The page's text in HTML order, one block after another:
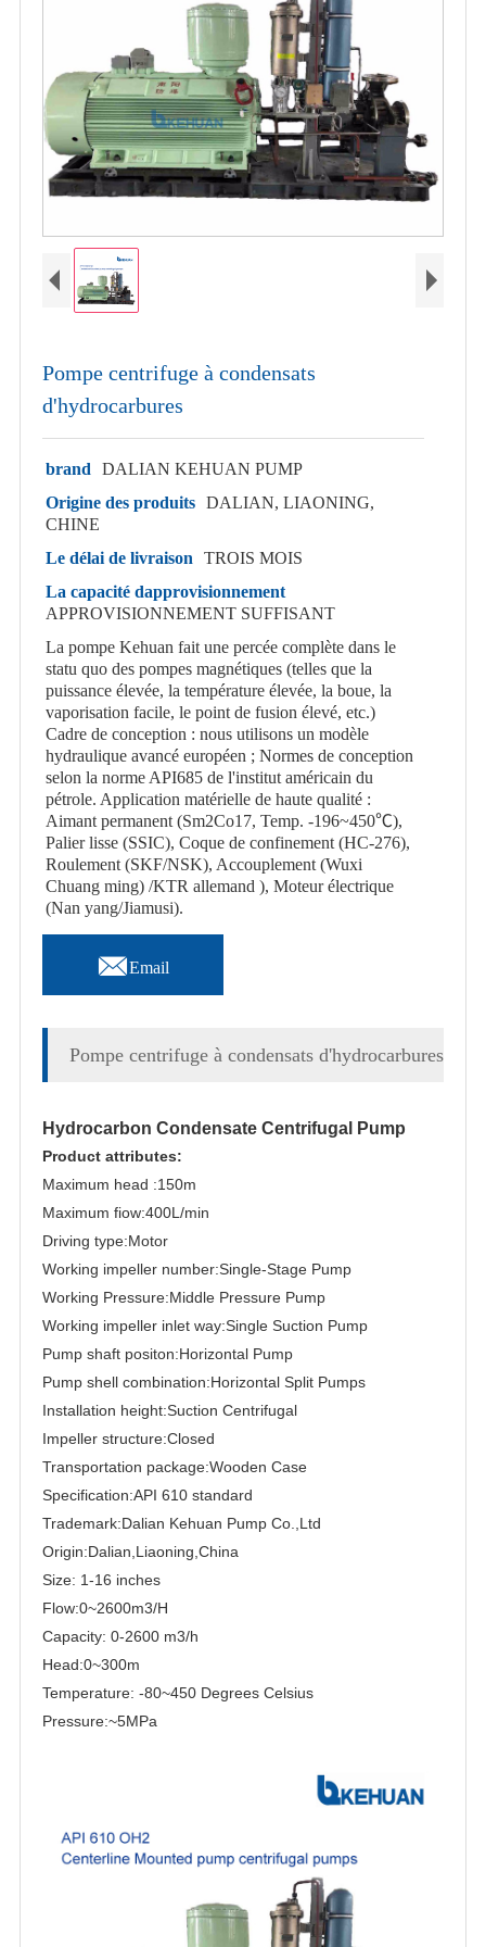
Pompe centrifuge à condensats
d'hydrocarbures
brand
DALIAN KEHUAN PUMP
Origine des produits DALIAN, LIAONING,
CHINE
Le délai de livraison
TROIS MOIS
La capacité dapprovisionnement
APPROVISIONNEMENT SUFFISANT
La pompe Kehuan fait une percée complète dans le
statu quo des pompes magnétiques (telles que la
puissance élevée, la température élevée, la boue, la
vaporisation facile, le point de fusion élevé, etc.)
Cadre de conception : nous utilisons un modèle
hydraulique avancé européen ; Normes de conception
selon la norme API685 de l'institut américain du
pétrole. Application matérielle de haute qualité :
Aimant permanent (Sm2Co17, Temp. -196~450℃),
Palier lisse (SSIC), Coque de confinement (HC-276),
Roulement (SKF/NSK), Accouplement (Wuxi
Chuang ming) /KTR allemand ), Moteur électrique
(Nan yang/Jiamusi).
Email
Pompe centrifuge à condensats d'hydrocarbures
Hydrocarbon Condensate Centrifugal Pump
Product attributes:
Maximum head :150m
Maximum fiow:400L/min
Driving type:Motor
Working impeller number:Single-Stage Pump
Working Pressure:Middle Pressure Pump
Working impeller inlet way:Single Suction Pump
Pump shaft positon:Horizontal Pump
Pump shell combination:Horizontal Split Pumps
Installation height:Suction Centrifugal
Impeller structure:Closed
Transportation package:Wooden Case
Specification:API 610 standard
Trademark:Dalian Kehuan Pump Co.,Ltd
Origin:Dalian,Liaoning,China
Size: 1-16 inches
Flow:0~2600m3/H
Capacity: 0-2600 m3/h
Head:0~300m
Temperature: -80~450 Degrees Celsius
Pressure:~5MPa